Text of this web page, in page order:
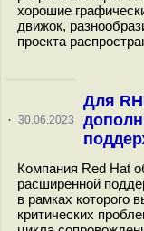
хорошие
движок,
проекта
· 30.06.2023
Для
Компания Red Hat
расширенной
в рамках которого
критических